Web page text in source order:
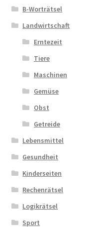
B-Worträtsel
Landwirtschaft
Erntezeit
Tiere
Maschinen
Gemüse
Obst
Getreide
Lebensmittel
Gesundheit
Kinderseiten
Rechenrätsel
Logikrätsel
Sport